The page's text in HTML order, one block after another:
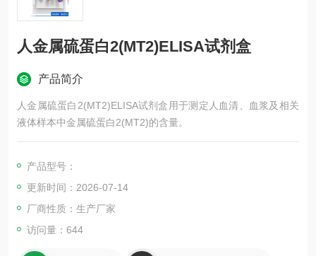
人金属硫蛋白2(MT2)ELISA试剂盒
产品简介
人金属硫蛋白2(MT2)ELISA试剂盒用于测定人血清、血浆及相关
液体样本中金属硫蛋白2(MT2)的含量。
产品型号：
更新时间：2026-07-14
厂商性质：生产厂家
访问量：644